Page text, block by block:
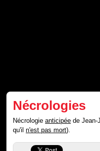
Nécrologies
Nécrologieanticipée de Jean-
qu'iln'est pas mort).